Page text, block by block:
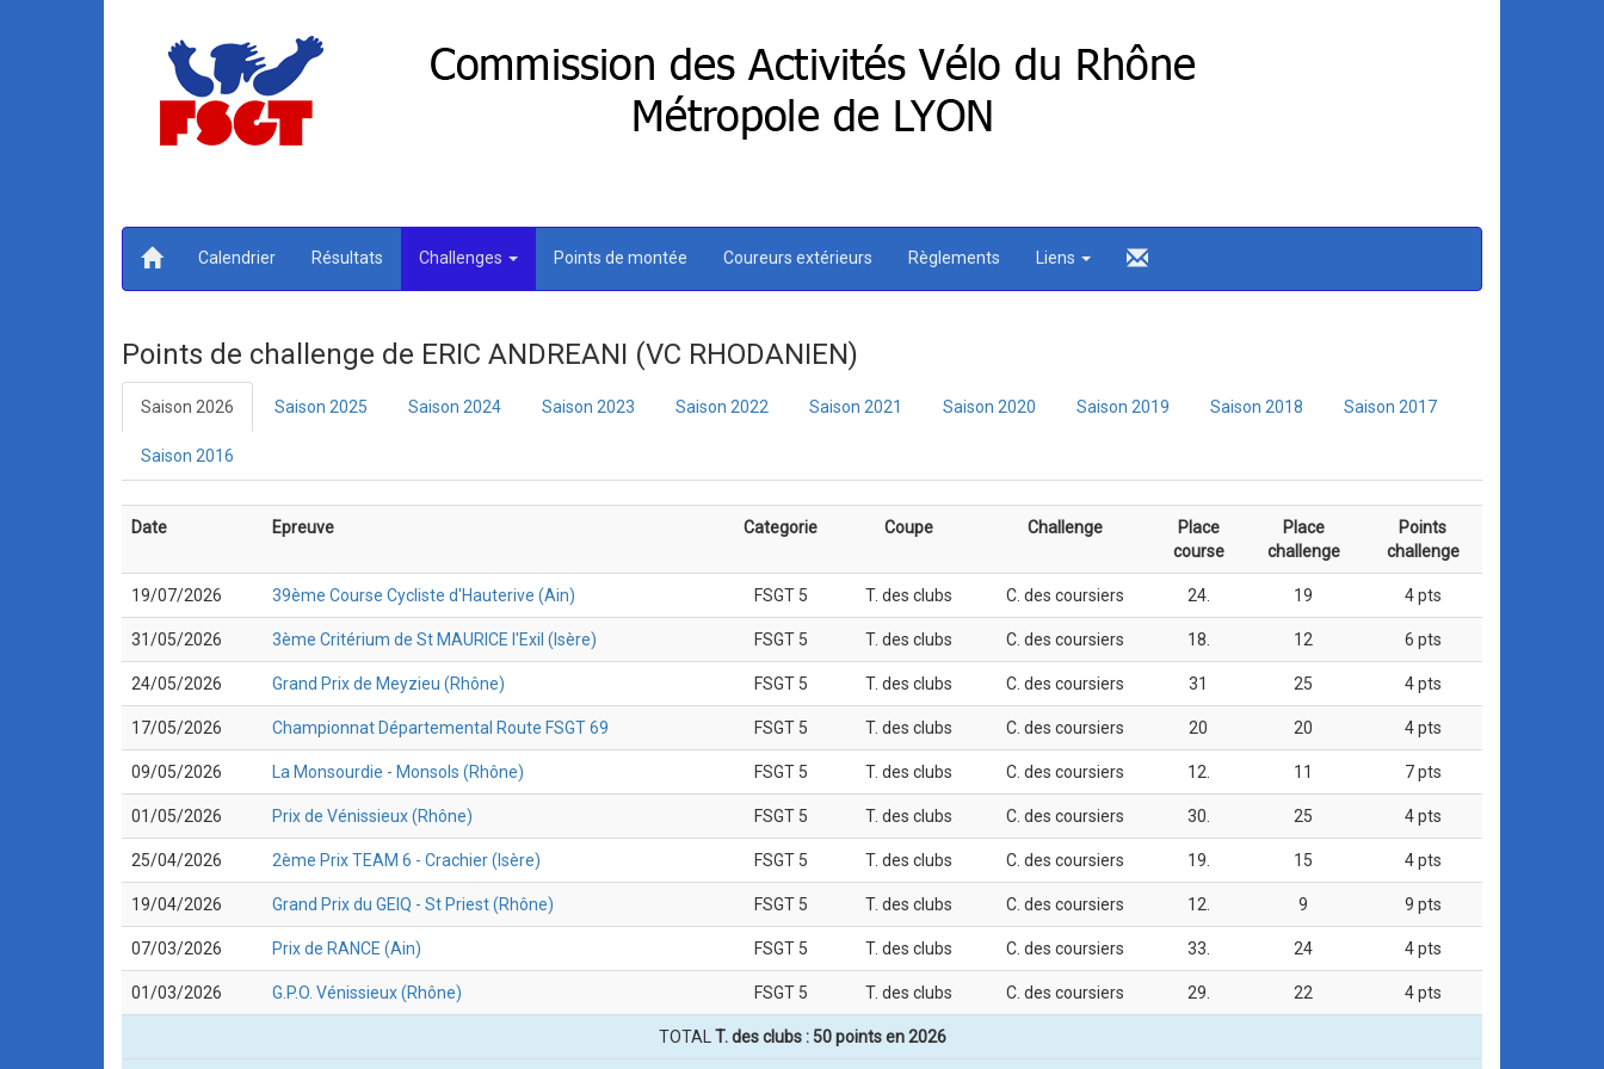
Calendrier Résultats Challenges Points de montée Coureurs extérieurs Règlements Liens
Points de challenge de ERIC ANDREANI (VC RHODANIEN)
Saison 2026 Saison 2025 Saison 2024 Saison 2023 Saison 2022 Saison 2021 Saison 2020 Saison 2019 Saison 2018 Saison 2017
Saison 2016
Date Epreuve Categorie Coupe Challenge
Place
course
Place
challenge
Points
challenge
19/07/2026 39ème Course Cycliste d'Hauterive (Ain) FSGT 5 T. des clubs C. des coursiers 24. 19 4 pts
31/05/2026 3ème Critérium de St MAURICE l'Exil (Isère) FSGT 5 T. des clubs C. des coursiers 18. 12 6 pts
24/05/2026 Grand Prix de Meyzieu (Rhône) FSGT 5 T. des clubs C. des coursiers 31 25 4 pts
17/05/2026 Championnat Départemental Route FSGT 69 FSGT 5 T. des clubs C. des coursiers 20 20 4 pts
09/05/2026 La Monsourdie - Monsols (Rhône) FSGT 5 T. des clubs C. des coursiers 12. 11 7 pts
01/05/2026 Prix de Vénissieux (Rhône) FSGT 5 T. des clubs C. des coursiers 30. 25 4 pts
25/04/2026 2ème Prix TEAM 6 - Crachier (Isère) FSGT 5 T. des clubs C. des coursiers 19. 15 4 pts
19/04/2026 Grand Prix du GEIQ - St Priest (Rhône) FSGT 5 T. des clubs C. des coursiers 12. 9 9 pts
07/03/2026 Prix de RANCE (Ain) FSGT 5 T. des clubs C. des coursiers 33. 24 4 pts
01/03/2026 G.P.O. Vénissieux (Rhône) FSGT 5 T. des clubs C. des coursiers 29. 22 4 pts
TOTAL T. des clubs : 50 points en 2026